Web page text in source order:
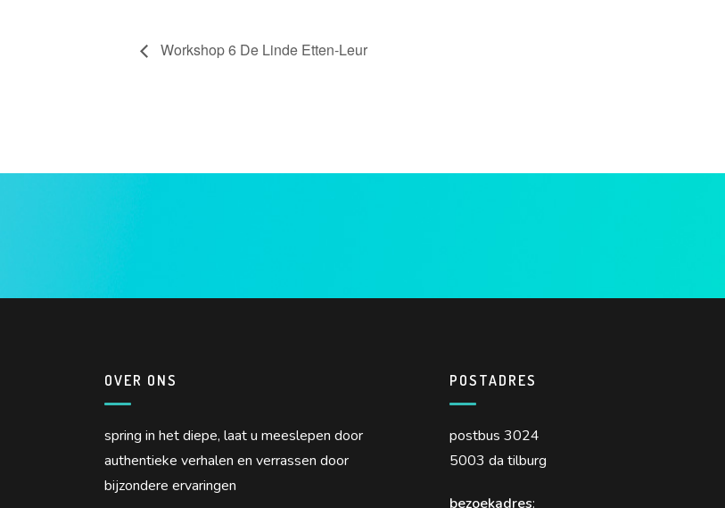
Workshop 6 De Linde Etten-Leur
OVER ONS
spring in het diepe, laat u meeslepen door
authentieke verhalen en verrassen door
bijzondere ervaringen
POSTADRES
postbus 3024
5003 da tilburg
bezoekadres: